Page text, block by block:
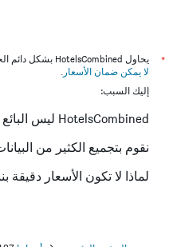
*
يحاول HotelsCombined بشكل دائم الحصول على الأسعار الدقيقة، ولكن
لا يمكن ضمان الأسعار .
إليك السبب:
HotelsCombined ليس البائع
نقوم بتجميع الكثير من
لماذا لا تكون الأسعار دقيقة بنسبة